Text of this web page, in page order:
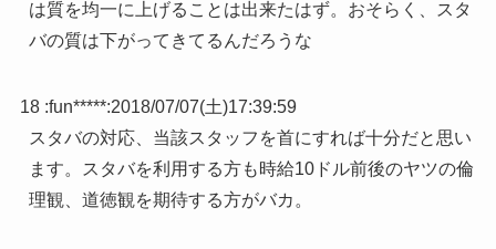
は質を均一に上げることは出来たはず。おそらく、スタ
バの質は下がってきてるんだろうな
18 :fun*****:2018/07/07(土)17:39:59
スタバの対応、当該スタッフを首にすれば十分だと思い
ます。スタバを利用する方も時給10ドル前後のヤツの倫
理観、道徳観を期待する方がバカ。